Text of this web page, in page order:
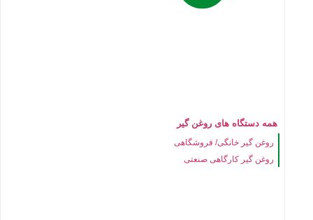
همه دستگاه های روغن گیر
روغن گیر خانگی/ فروشگاهی
روغن گیر کارگاهی صنعتی